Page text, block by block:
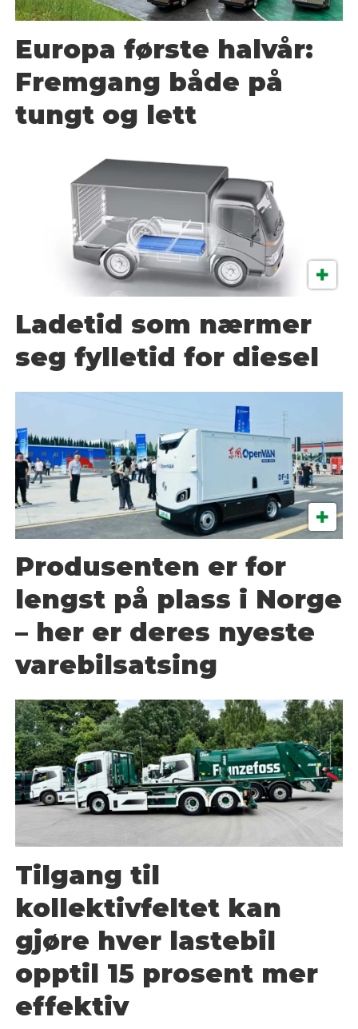
Europa første halvår:
Fremgang både på
tungt og lett
Ladetid som nærmer
seg fylletid for diesel
Produsenten er for
lengst på plass i Norge
– her er deres nyeste
varebilsatsing
Tilgang til
kollektivfeltet kan
gjøre hver lastebil
opptil 15 prosent mer
effektiv